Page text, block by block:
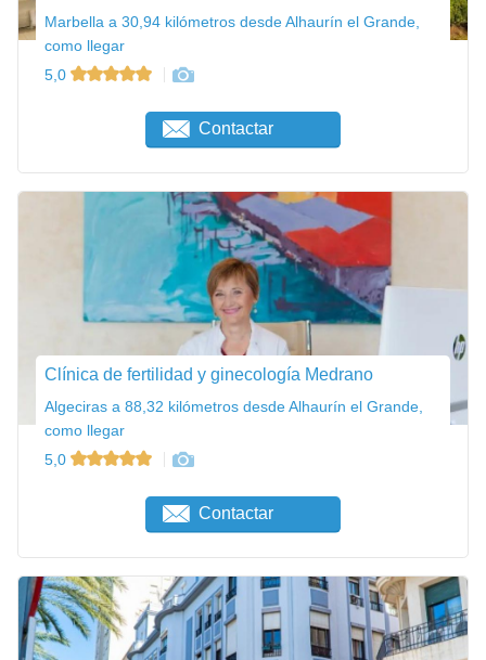
Marbella a 30,94 kilómetros desde Alhaurín el Grande,
como llegar
5,0
Contactar
Clínica de fertilidad y ginecología Medrano
Algeciras a 88,32 kilómetros desde Alhaurín el Grande,
como llegar
5,0
Contactar